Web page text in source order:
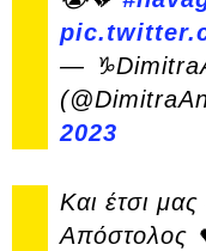
—
2023
Και έτσι
Απόστολος